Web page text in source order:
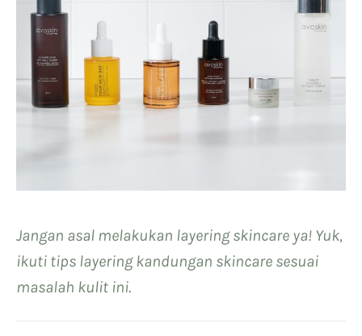
Jangan asal melakukan layering skincare ya! Yuk,
ikuti tips layering kandungan skincare sesuai
masalah kulit ini.